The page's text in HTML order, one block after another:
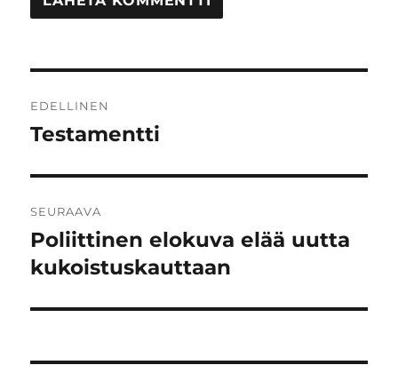
selaus
EDELLINEN
Edellinen
Testamentti
SEURAAVA
Seuraava
artikkeli:
Poliittinen elokuva elää uutta
kukoistuskauttaan